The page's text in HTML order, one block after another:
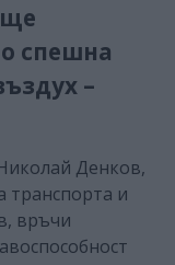
спешна
–
Денков,
транспорта и
връчи